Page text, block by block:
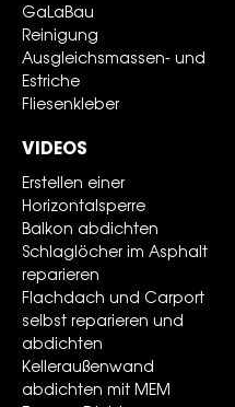
GaLaBau
Reinigung
Ausgleichsmassen- und
Estriche
Fliesenkleber
VIDEOS
Erstellen einer
Horizontalsperre
Balkon abdichten
Schlaglöcher im Asphalt
reparieren
Flachdach und Carport
selbst reparieren und
abdichten
Kelleraußenwand
abdichten mit MEM